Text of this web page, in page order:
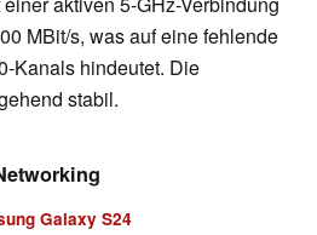
MBit/s, was auf eine fehlende
Kanals hindeutet. Die
stabil.
Galaxy S24